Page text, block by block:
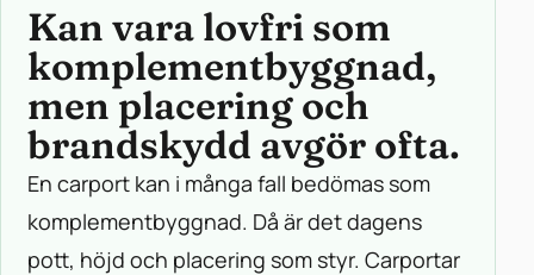
Kan vara lovfri som
komplementbyggnad,
men placering och
brandskydd avgör ofta.
En carport kan i många fall bedömas som
komplementbyggnad. Då är det dagens
pott, höjd och placering som styr. Carportar